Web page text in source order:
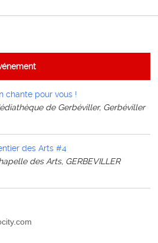
chante pour vous !
de Gerbéviller, Gerbéviller
des Arts #4
des Arts, GERBEVILLER